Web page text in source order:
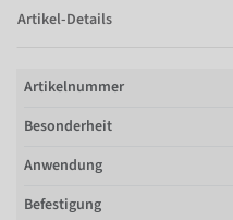
Artikel-Details
Artikelnummer
Besonderheit
Anwendung
Befestigung